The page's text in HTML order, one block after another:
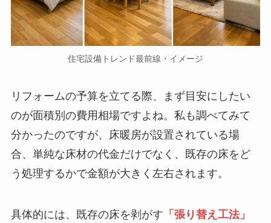
住宅設備トレンド最前線・イメージ
リフォームの予算を立てる際、まず目安にしたい
のが面積別の費用相場ですよね。私も調べてみて
分かったのですが、床暖房が設置されている場
合、単純な床材の代金だけでなく、既存の床をど
う処理するかで金額が大きく左右されます。
具体的には、既存の床を剥がす 「張り替え工法」